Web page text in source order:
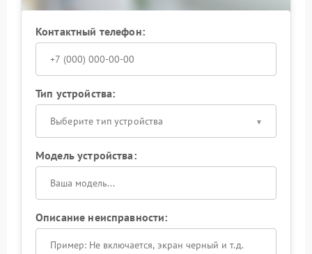
Контактный телефон:
Тип устройства:
Выберите тип устройства
Модель устройства:
Описание неисправности: